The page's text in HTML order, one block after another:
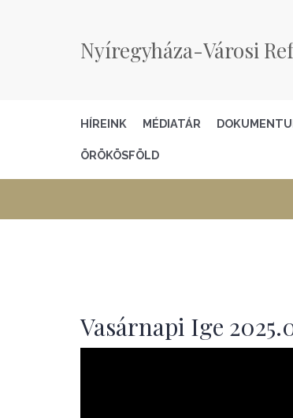
Nyíregyháza-Városi
HÍREINK MÉDIATÁR
ÖRÖKÖSFÖLD
Vasárnapi Ige